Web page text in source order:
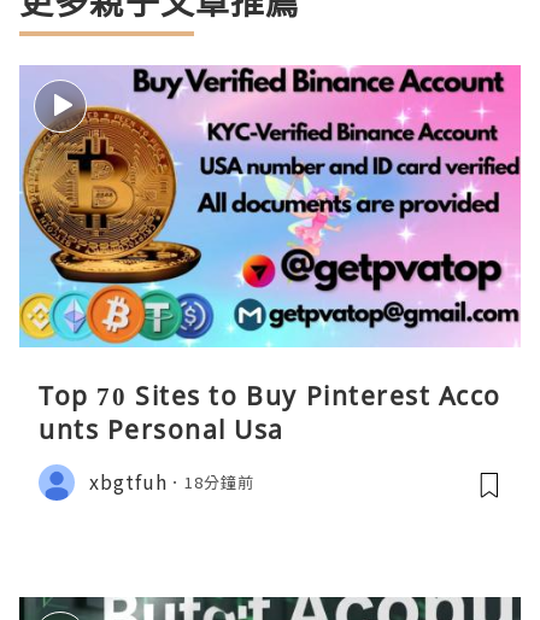
Top 70 Sites to Buy Pinterest Acco
unts Personal Usa
xbgtfuh 18分鐘前